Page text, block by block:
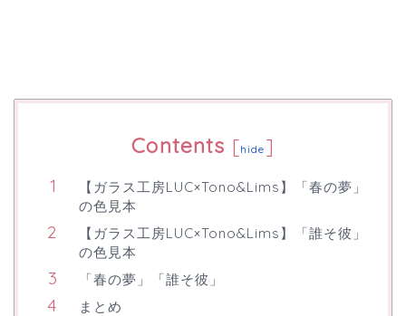
Contents [hide ]
【ガラス工房LUC×Tono&Lims】「春の夢」
の色見本
【ガラス工房LUC×Tono&Lims】「誰そ彼」
の色見本
「春の夢」「誰そ彼」
まとめ